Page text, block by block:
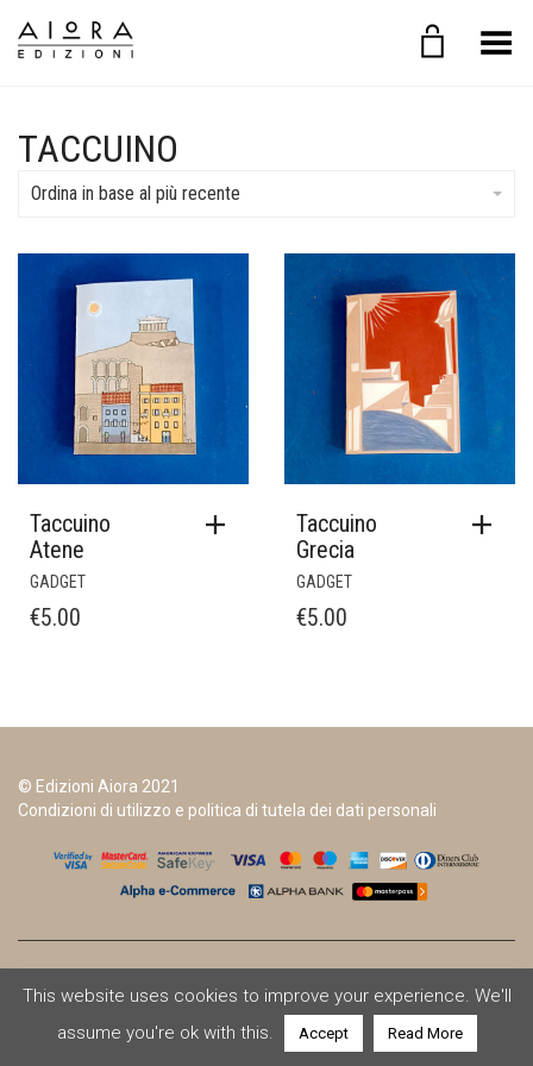
Toggle Menu
TACCUINO
Ordina in base al più recente
Taccuino
Atene
GADGET
€5.00
Taccuino
Grecia
GADGET
€5.00
© Edizioni Aiora 2021
Condizioni di utilizzo e politica di tutela dei dati personali
This website uses cookies to improve your experience. We'll
assume you're ok with this.
Accept Read More